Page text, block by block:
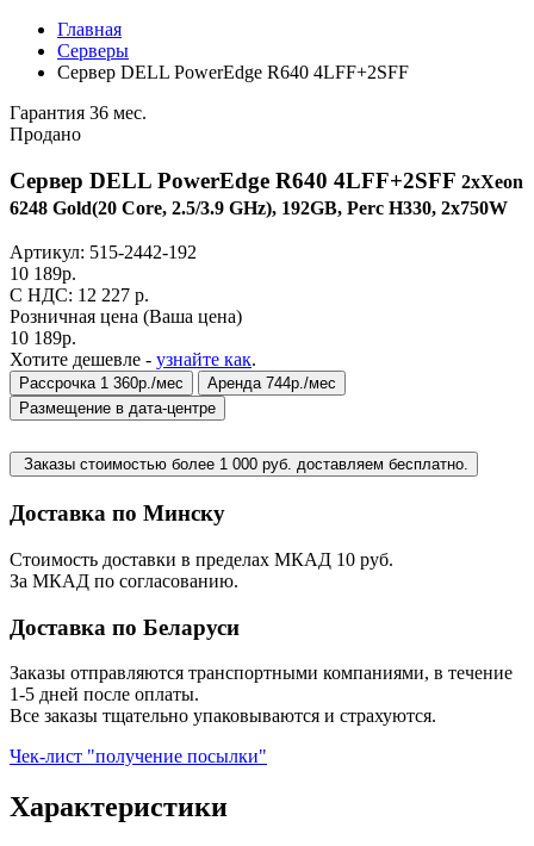
Главная
Серверы
Сервер DELL PowerEdge R640 4LFF+2SFF
Гарантия 36 мес.
Продано
Сервер DELL PowerEdge R640 4LFF+2SFF 2xXeon
6248 Gold(20 Core, 2.5/3.9 GHz), 192GB, Perc H330, 2x750W
Артикул: 515-2442-192
10 189р.
C НДС: 12 227 р.
Розничная цена (Ваша цена)
10 189р.
Хотите дешевле - узнайте как.
Рассрочка 1 360р./мес
Аренда 744р./мес
Размещение в дата-центре
Заказы стоимостью более 1 000 руб. доставляем бесплатно.
Доставка по Минску
Стоимость доставки в пределах МКАД 10 руб.
За МКАД по согласованию.
Доставка по Беларуси
Заказы отправляются транспортными компаниями, в течение
1-5 дней после оплаты.
Все заказы тщательно упаковываются и страхуются.
Чек-лист "получение посылки"
Характеристики